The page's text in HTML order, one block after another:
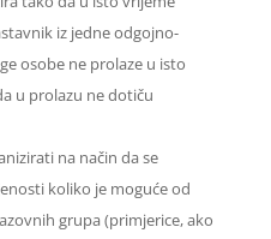
iz jedne odgojno-
osobe ne prolaze u isto
u prolazu ne dotiču
na način da se
koliko je moguće od
grupa (primjerice, ako